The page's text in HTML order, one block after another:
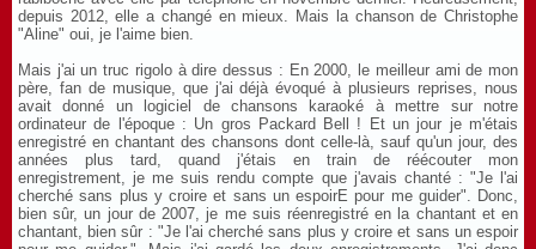
depuis 2012, elle a changé en mieux. Mais la chanson de Christophe
"Aline" oui, je l'aime bien.
Mais j'ai un truc rigolo à dire dessus : En 2000, le meilleur ami de mon
père, fan de musique, que j'ai déjà évoqué à plusieurs reprises, nous
avait donné un logiciel de chansons karaoké à mettre sur notre
ordinateur de l'époque : Un gros Packard Bell ! Et un jour je m'étais
enregistré en chantant des chansons dont celle-là, sauf qu'un jour, des
années plus tard, quand j'étais en train de réécouter mon
enregistrement, je me suis rendu compte que j'avais chanté : "Je l'ai
cherché sans plus y croire et sans un espoirE pour me guider". Donc,
bien sûr, un jour de 2007, je me suis réenregistré en la chantant et en
chantant, bien sûr : "Je l'ai cherché sans plus y croire et sans un espoir